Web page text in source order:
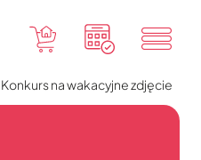
Konkurs na wakacyjne zdjęcie